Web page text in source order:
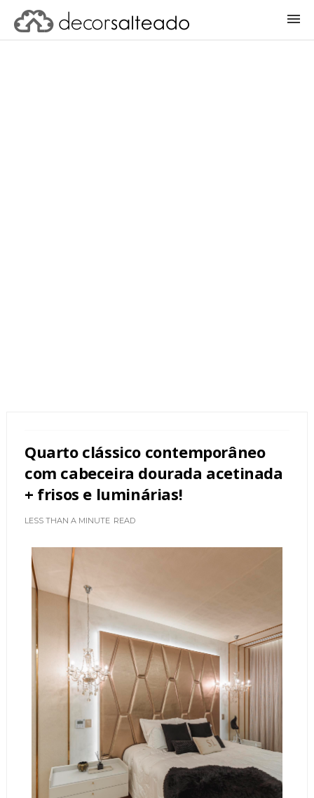
Quarto clássico contemporâneo
com cabeceira dourada acetinada
+ frisos e luminárias!
LESS THAN A MINUTE READ